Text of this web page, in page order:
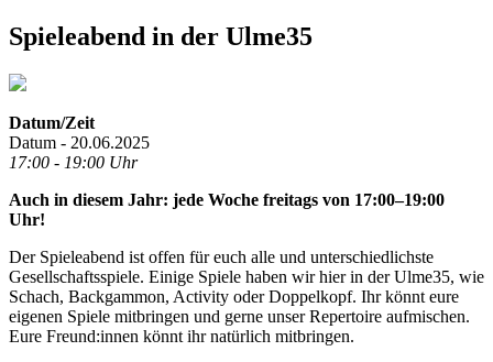
Spieleabend in der Ulme35
Datum/Zeit
Datum - 20.06.2025
17:00 - 19:00 Uhr
Auch in diesem Jahr: jede Woche freitags von 17:00–19:00
Uhr!
Der Spieleabend ist offen für euch alle und unterschiedlichste
Gesellschaftsspiele. Einige Spiele haben wir hier in der Ulme35, wie
Schach, Backgammon, Activity oder Doppelkopf. Ihr könnt eure
eigenen Spiele mitbringen und gerne unser Repertoire aufmischen.
Eure Freund:innen könnt ihr natürlich mitbringen.